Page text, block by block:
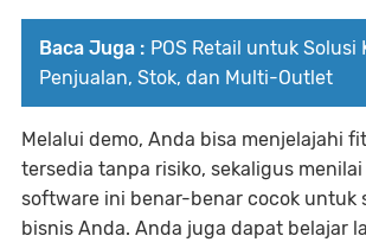
Baca Juga : POS Retail untuk Solusi
Penjualan, Stok, dan Multi-Outlet
Melalui demo, Anda bisa menjelajahi
tersedia tanpa risiko, sekaligus menilai
software ini benar-benar cocok untuk
bisnis Anda. Anda juga dapat belajar